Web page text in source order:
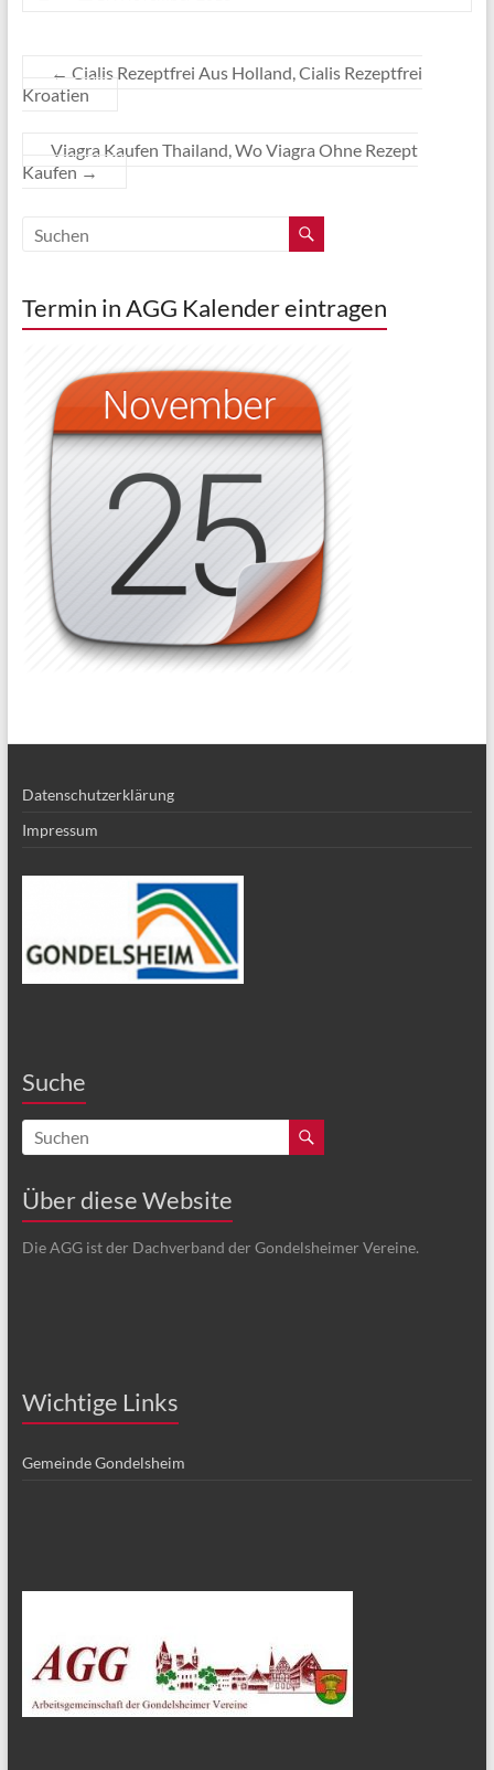
← Cialis Rezeptfrei Aus Holland, Cialis Rezeptfrei
Kroatien
Viagra Kaufen Thailand, Wo Viagra Ohne Rezept
Kaufen →
Termin in AGG Kalender eintragen
Datenschutzerklärung
Impressum
Suche
Über diese Website
Die AGG ist der Dachverband der Gondelsheimer Vereine.
Wichtige Links
Gemeinde Gondelsheim